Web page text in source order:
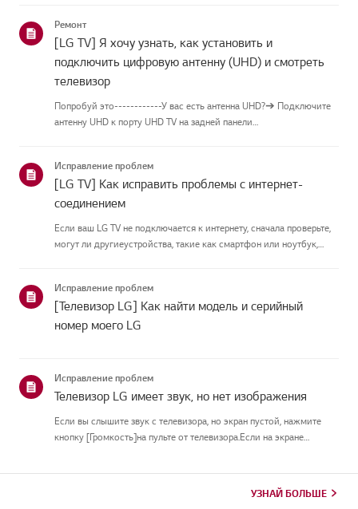
вашеготелевизора и ...
Ремонт
[LG TV] Я хочу узнать, как установить и
подключить цифровую антенну (UHD) и смотреть
телевизор
Попробуй это------------У вас есть антенна UHD?➔ Подключите
антенну UHD к порту UHD TV на задней панели
принимать UHD-сигн...
Исправление проблем
[LG TV] Как исправить проблемы с интернет-
соединением
Если ваш LG TV не подключается к интернету, сначала проверьте,
могут ли другиеустройства, такие как смартфон или ноутбук,
Исправление проблем
[Телевизор LG] Как найти модель и серийный
номер моего LG
Исправление проблем
Телевизор LG имеет звук, но нет изображения
Если вы слышите звук с телевизора, но экран пустой, нажмите
кнопку [Громкость]на пульте от телевизора.Если на экране
УЗНАЙ БОЛЬШЕ